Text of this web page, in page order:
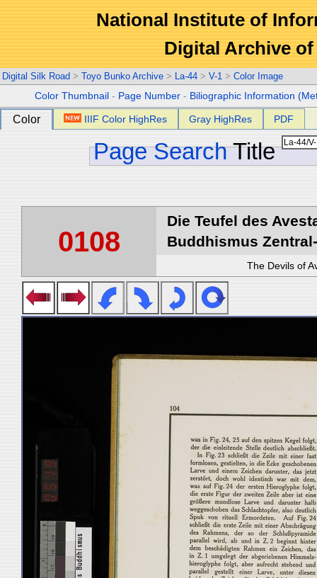
National Institute of
Digital Archive
Digital Silk Road > Toyo Bunko Archive > La-44 > V-1 > Color Image
Color Thumbnail - Page Number - Biliographic Information
Color IIIF Color HighRes Gray HighRes PDF
Page Search Title
0108
Die Teufel des
Buddhismus
The Devils of